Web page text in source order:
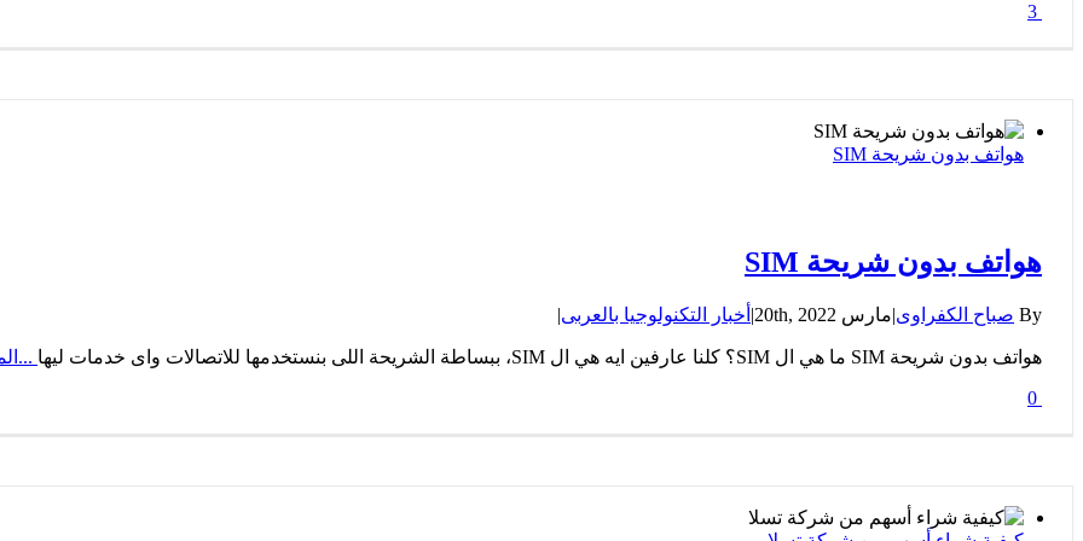
هواتف بدون شريحة SIM
هواتف بدون شريحة SIM
By صباح الكفراوى|مارس 20th, 2022 | أخبار التكنولوجيا بالعربى|
هواتف بدون شريحة SIM ما هي ال SIM؟ كلنا عارفين ايه هي ال SIM، ببساطة الشريحة اللى بنستخدمها للاتصالات واى خدمات ليها